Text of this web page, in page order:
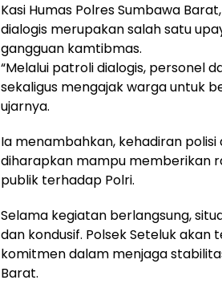
Kasi Humas Polres Sumbawa
dialogis merupakan salah satu
gangguan kamtibmas.
“Melalui patroli dialogis, personel
sekaligus mengajak warga untuk
ujarnya.
Ia menambahkan, kehadiran
diharapkan mampu memberikan
publik terhadap Polri.
Selama kegiatan berlangsung,
dan kondusif. Polsek Seteluk
komitmen dalam menjaga
Barat.